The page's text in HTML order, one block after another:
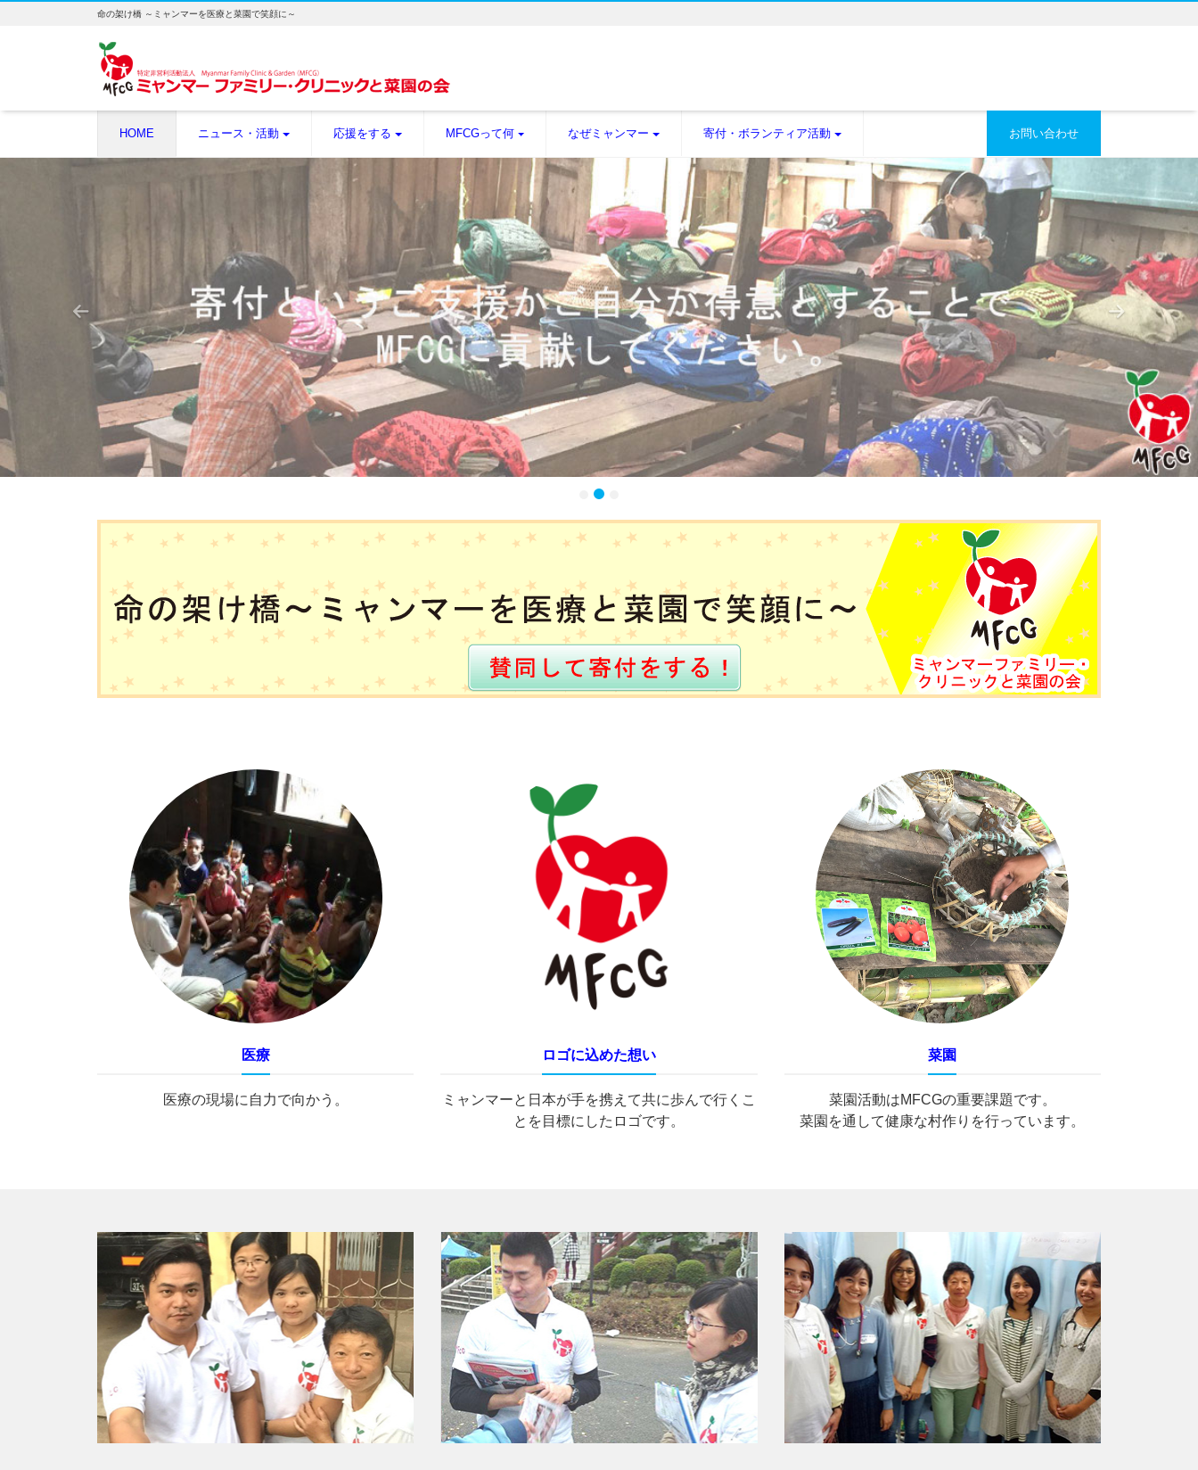
命の架け橋 ～ミャンマーを医療と菜園で笑顔に～
HOME ニュース・活動 応援をする MFCGって何 なぜミャンマー 寄付・ボランティア活動 お問い合わせ
医療
医療の現場に自力で向かう。
ロゴに込めた想い
ミャンマーと日本が手を携えて共に歩んで行くこ
とを目標にしたロゴです。
菜園
菜園活動はMFCGの重要課題です。
菜園を通して健康な村作りを行っています。
「医療活動を支える仲間がいま
「仲間がいるから頑張れる！」
日本にいるミャンマー人の相談に乗
りたい。